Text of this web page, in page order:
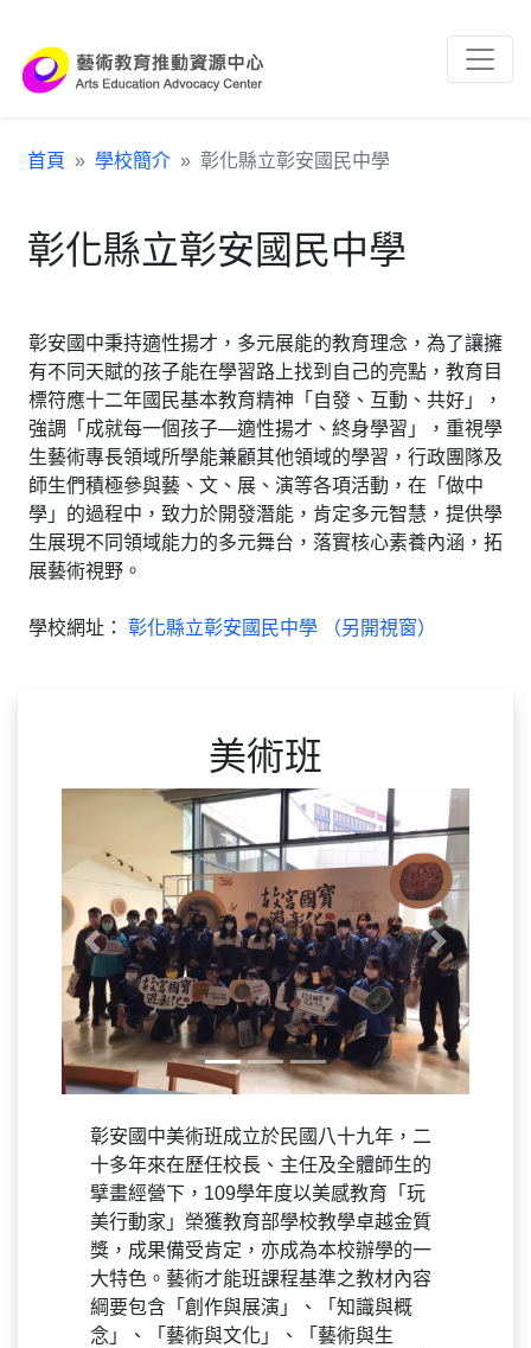
首頁 學校簡介 彰化縣立彰安國民中學
彰化縣立彰安國民中學
彰安國中秉持適性揚才，多元展能的教育理念，為了讓擁
有不同天賦的孩子能在學習路上找到自己的亮點，教育目
標符應十二年國民基本教育精神「自發、互動、共好」，
強調「成就每一個孩子—適性揚才、終身學習」，重視學
生藝術專長領域所學能兼顧其他領域的學習，行政團隊及
師生們積極參與藝、文、展、演等各項活動，在「做中
學」的過程中，致力於開發潛能，肯定多元智慧，提供學
生展現不同領域能力的多元舞台，落實核心素養內涵，拓
展藝術視野。
學校網址： 彰化縣立彰安國民中學 （另開視窗）
美術班
Previous Next
彰安國中美術班成立於民國八十九年，二
十多年來在歷任校長、主任及全體師生的
擘畫經營下，109學年度以美感教育「玩
美行動家」榮獲教育部學校教學卓越金質
獎，成果備受肯定，亦成為本校辦學的一
大特色。藝術才能班課程基準之教材內容
綱要包含「創作與展演」、「知識與概
念」、「藝術與文化」、「藝術與生